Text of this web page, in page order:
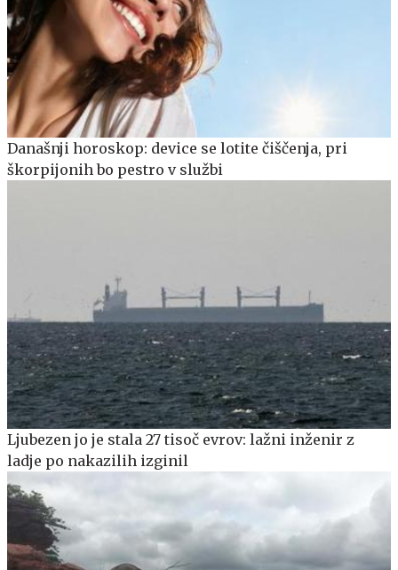
Današnji horoskop: device se lotite čiščenja, pri
škorpijonih bo pestro v službi
Ljubezen jo je stala 27 tisoč evrov: lažni inženir z
ladje po nakazilih izginil